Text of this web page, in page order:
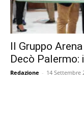
Il Gruppo
Decò Palermo:
Redazione - 14 Settembre